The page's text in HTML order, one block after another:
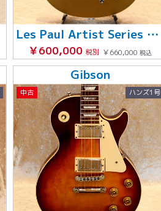
Les Paul Artist Series Pete Townshend Deluxe Gold Top 1976
￥600,000税別 ￥660,000税込
Gibson
中古 ハンズ1号